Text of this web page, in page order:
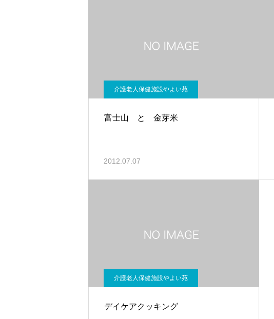
介護老人保健施設やよい苑
富士山 と 金芽米
2012.07.07
介護老人保健施設やよい苑
デイケアクッキング